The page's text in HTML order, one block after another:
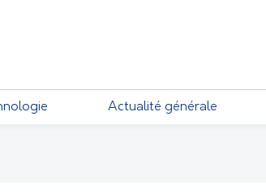
Actualité générale